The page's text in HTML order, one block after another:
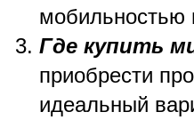
мобильностью
Где купить
приобрести
идеальный